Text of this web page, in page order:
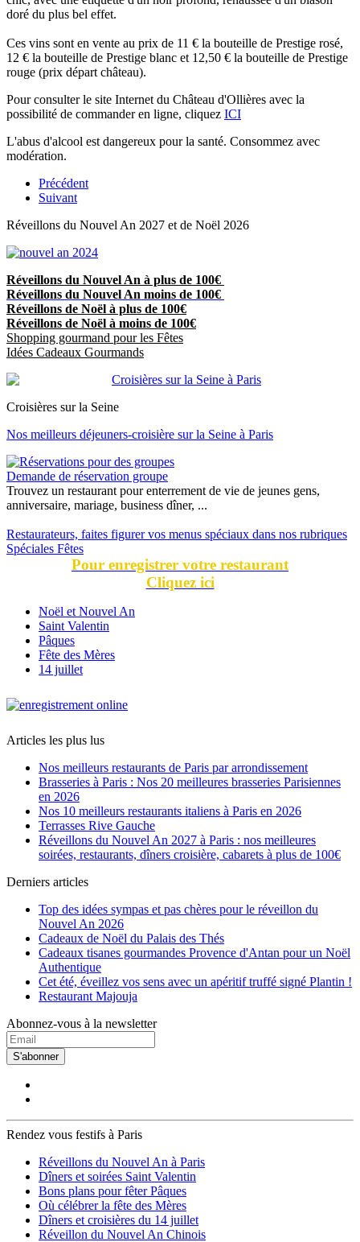
doré du plus bel effet.
Ces vins sont en vente au prix de 11 € la bouteille de Prestige rosé,
12 € la bouteille de Prestige blanc et 12,50 € la bouteille de Prestige
rouge (prix départ château).
Pour consulter le site Internet du Château d'Ollières avec la
possibilité de commander en ligne, cliquez ICI
L'abus d'alcool est dangereux pour la santé. Consommez avec
modération.
Précédent
Suivant
Réveillons du Nouvel An 2027 et de Noël 2026
Réveillons du Nouvel An à plus de 100€
Réveillons du Nouvel An moins de 100€
Réveillons de Noël à plus de 100€
Réveillons de Noël à moins de 100€
Shopping gourmand pour les Fêtes
Idées Cadeaux Gourmands
Croisières sur la Seine
Nos meilleurs déjeuners-croisière sur la Seine à Paris
Demande de réservation groupe
Trouvez un restaurant pour enterrement de vie de jeunes gens,
anniversaire, mariage, business dîner, ...
Restaurateurs, faites figurer vos menus spéciaux dans nos rubriques
Spéciales Fêtes
Pour enregistrer votre restaurant
Cliquez ici
Noël et Nouvel An
Saint Valentin
Pâques
Fête des Mères
14 juillet
Articles les plus lus
Nos meilleurs restaurants de Paris par arrondissement
Brasseries à Paris : Nos 20 meilleures brasseries Parisiennes
en 2026
Nos 10 meilleurs restaurants italiens à Paris en 2026
Terrasses Rive Gauche
Réveillons du Nouvel An 2027 à Paris : nos meilleures
soirées, restaurants, dîners croisière, cabarets à plus de 100€
Derniers articles
Top des idées sympas et pas chères pour le réveillon du
Nouvel An 2026
Cadeaux de Noël du Palais des Thés
Cadeaux tisanes gourmandes Provence d'Antan pour un Noël
Authentique
Cet été, éveillez vos sens avec un apéritif truffé signé Plantin !
Restaurant Majouja
Abonnez-vous à la newsletter
S'abonner
Rendez vous festifs à Paris
Réveillons du Nouvel An à Paris
Dîners et soirées Saint Valentin
Bons plans pour fêter Pâques
Où célébrer la fête des Mères
Dîners et croisières du 14 juillet
Réveillon du Nouvel An Chinois